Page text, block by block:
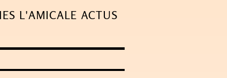
L'AMICALE ACTUS